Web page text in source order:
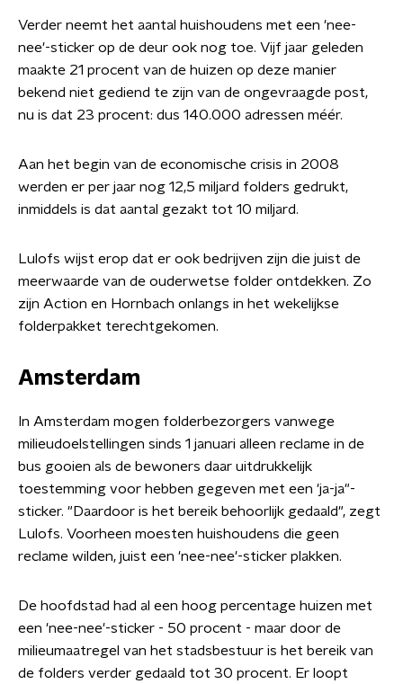
Verder neemt het aantal huishoudens met een 'nee-
nee'-sticker op de deur ook nog toe. Vijf jaar geleden
maakte 21 procent van de huizen op deze manier
bekend niet gediend te zijn van de ongevraagde post,
nu is dat 23 procent: dus 140.000 adressen méér.
Aan het begin van de economische crisis in 2008
werden er per jaar nog 12,5 miljard folders gedrukt,
inmiddels is dat aantal gezakt tot 10 miljard.
Lulofs wijst erop dat er ook bedrijven zijn die juist de
meerwaarde van de ouderwetse folder ontdekken. Zo
zijn Action en Hornbach onlangs in het wekelijkse
folderpakket terechtgekomen.
Amsterdam
In Amsterdam mogen folderbezorgers vanwege
milieudoelstellingen sinds 1 januari alleen reclame in de
bus gooien als de bewoners daar uitdrukkelijk
toestemming voor hebben gegeven met een 'ja-ja"-
sticker. "Daardoor is het bereik behoorlijk gedaald", zegt
Lulofs. Voorheen moesten huishoudens die geen
reclame wilden, juist een 'nee-nee'-sticker plakken.
De hoofdstad had al een hoog percentage huizen met
een 'nee-nee'-sticker - 50 procent - maar door de
milieumaatregel van het stadsbestuur is het bereik van
de folders verder gedaald tot 30 procent. Er loopt